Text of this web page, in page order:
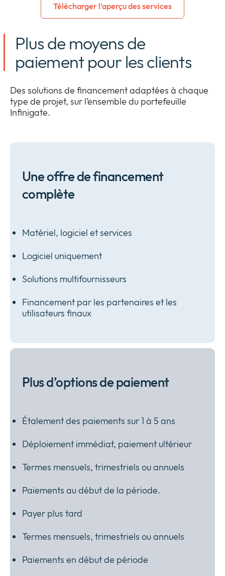
Télécharger l’aperçu des services
Plus de moyens de
paiement pour les clients
Des solutions de financement adaptées à chaque
type de projet, sur l’ensemble du portefeuille
Infinigate.
Une offre de financement
complète
Matériel, logiciel et services
Logiciel uniquement
Solutions multifournisseurs
Financement par les partenaires et les
utilisateurs finaux
Plus d’options de paiement
Étalement des paiements sur 1 à 5 ans
Déploiement immédiat, paiement ultérieur
Termes mensuels, trimestriels ou annuels
Paiements au début de la période.
Payer plus tard
Termes mensuels, trimestriels ou annuels
Paiements en début de période